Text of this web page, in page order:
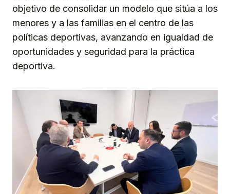
objetivo de consolidar un modelo que sitúa a los
menores y a las familias en el centro de las
políticas deportivas, avanzando en igualdad de
oportunidades y seguridad para la práctica
deportiva.